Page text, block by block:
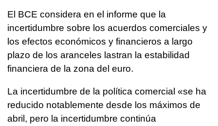
El BCE considera en el informe que la
incertidumbre sobre los acuerdos comerciales y
los efectos económicos y financieros a largo
plazo de los aranceles lastran la estabilidad
financiera de la zona del euro.
La incertidumbre de la política comercial «se ha
reducido notablemente desde los máximos de
abril, pero la incertidumbre continúa